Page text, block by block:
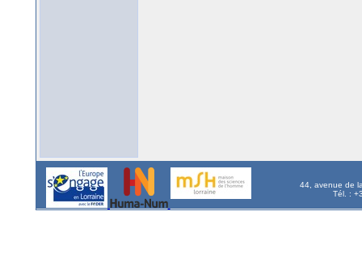
44, avenue de
Tél. :